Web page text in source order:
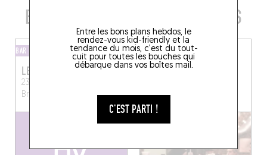
Entre les bons plans hebdos, le
rendez-vous kid-friendly et la
tendance du mois, c'est du tout-
cuit pour toutes les bouches qui
débarque dans vos boîtes mail.
C'EST PARTI !
EMBARQUER SA QUILLE TOUT PRÈS
BAR À BIÈRES
LE BARBOTEUR
23 Avenue Louis Bertrand
Bruxelles (1030)
BAR À BIÈRES
BRASSERIE DE LA MULE
Schaerbeek (1030)